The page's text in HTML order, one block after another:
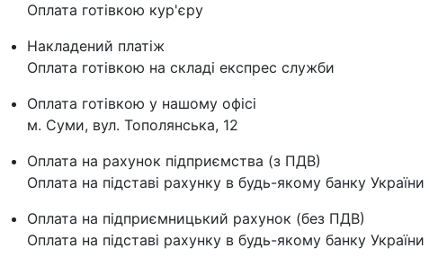
Оплата готівкою кур'єру
Накладений платіж
Оплата готівкою на складі експрес служби
Оплата готівкою у нашому офісі
м. Суми, вул. Тополянська, 12
Оплата на рахунок підприємства (з ПДВ)
Оплата на підставі рахунку в будь-якому банку України
Оплата на підприємницький рахунок (без ПДВ)
Оплата на підставі рахунку в будь-якому банку України